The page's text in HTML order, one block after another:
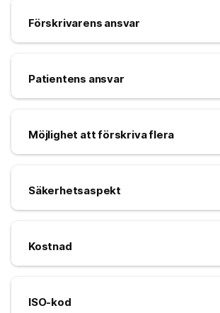
Förskrivarens ansvar
Patientens ansvar
Möjlighet att förskriva flera
Säkerhetsaspekt
Kostnad
ISO-kod